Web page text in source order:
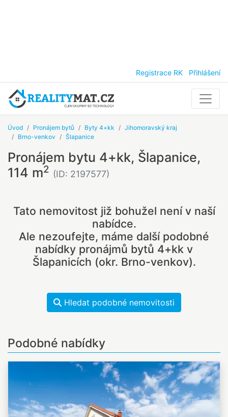
Registrace RK Přihlášení
Úvod Pronájem bytů Byty 4+kk
Jihomoravský kraj
Brno-venkov
Šlapanice
Pronájem bytu 4+kk, Šlapanice,
114 m2 (ID: 2197577)
Tato nemovitost již bohužel není v naší
nabídce.
Ale nezoufejte, máme další podobné
nabídky pronájmů bytů 4+kk v
Šlapanicích (okr. Brno-venkov).
Hledat podobné nemovitosti
Podobné nabídky